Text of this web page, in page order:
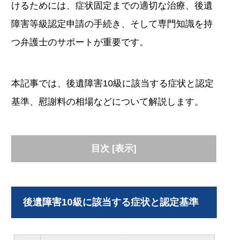
けるためには、症状固定までの適切な治療、後遺
障害等級認定申請の手続き、そして専門知識を持
つ弁護士のサポートが重要です。
本記事では、後遺障害10級に該当する症状と認定
基準、慰謝料の相場などについて解説します。
目次 [表示]
後遺障害10級に該当する症状と認定基準